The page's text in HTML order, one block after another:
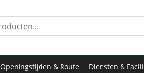
Openingstijden & Route Diensten &